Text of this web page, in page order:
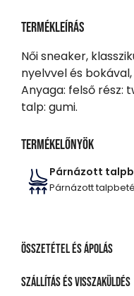
Termékleírás
Női sneaker,
nyelvvel és
Anyaga: felső rész:
talp: gumi.
Termékelőnyök
Párnázott
Párnázott
Összetétel és ápolás
ANYAGÖSSZETÉTEL
Szállítás és visszaküldés